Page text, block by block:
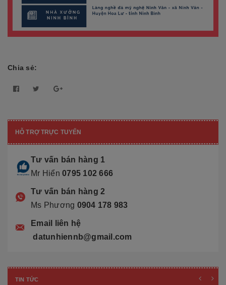
Chia sẻ:
HỖ TRỢ TRỰC TUYẾN
Tư vấn bán hàng 1
Mr Hiển 0795 102 666
Tư vấn bán hàng 2
Ms Phương 0904 178 983
Email liên hệ
datunhiennb@gmail.com
TIN TỨC